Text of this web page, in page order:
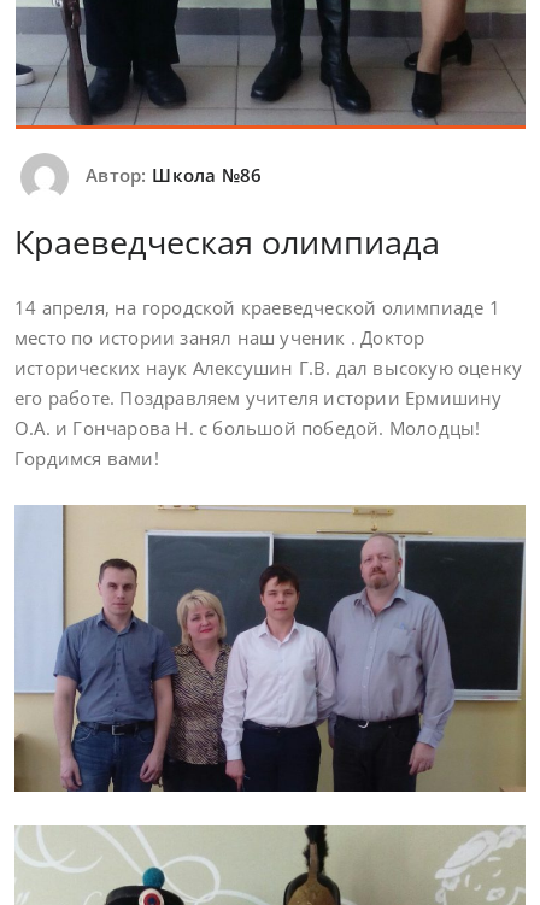
Автор: Школа №86
Краеведческая олимпиада
14 апреля, на городской краеведческой олимпиаде 1
место по истории занял наш ученик . Доктор
исторических наук Алексушин Г.В. дал высокую оценку
его работе. Поздравляем учителя истории Ермишину
О.А. и Гончарова Н. с большой победой. Молодцы!
Гордимся вами!